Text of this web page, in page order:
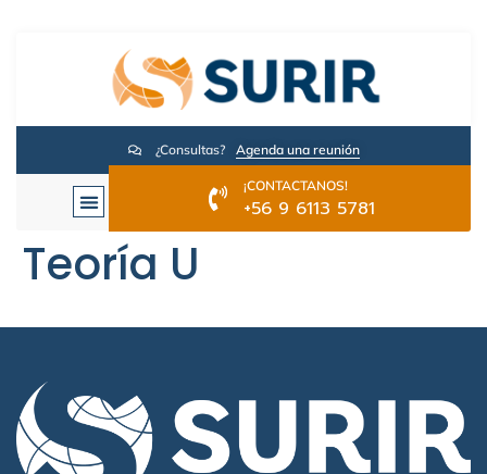
¿Consultas? Agenda una reunión
¡CONTACTANOS!
+56 9 6113 5781
Teoría U